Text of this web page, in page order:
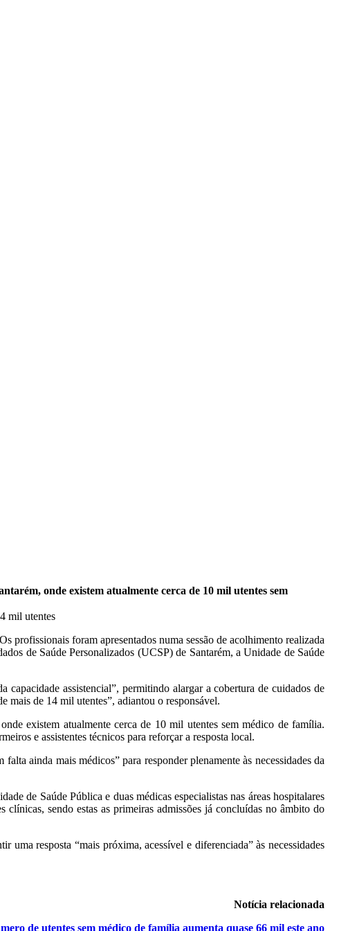
onde existem atualmente cerca de 10 mil utentes sem
profissionais foram apresentados numa sessão de acolhimento realizada
de Saúde Personalizados (UCSP) de Santarém, a Unidade de Saúde
assistencial”, permitindo alargar a cobertura de cuidados de
mais de 14 mil utentes”, adiantou o responsável.
existem atualmente cerca de 10 mil utentes sem médico de família.
e assistentes técnicos para reforçar a resposta local.
ainda mais médicos” para responder plenamente às necessidades da
de Saúde Pública e duas médicas especialistas nas áreas hospitalares
sendo estas as primeiras admissões já concluídas no âmbito do
resposta “mais próxima, acessível e diferenciada” às necessidades
Notícia relacionada
de utentes sem médico de família aumenta quase 66 mil este ano